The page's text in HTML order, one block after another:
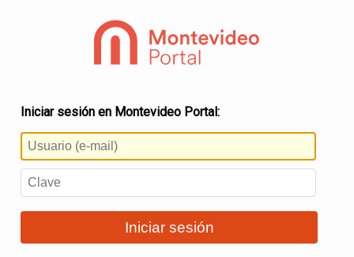
Iniciar sesión en Montevideo Portal:
Iniciar sesión